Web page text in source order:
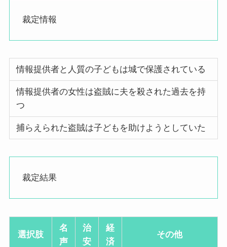
裁定情報
情報提供者と人質の子どもは城で保護されている
情報提供者の女性は盗賊に夫を殺された過去を持
つ
捕らえられた盗賊は子どもを助けようとしていた
裁定結果
選択肢
名
声
治
安
経
済
その他